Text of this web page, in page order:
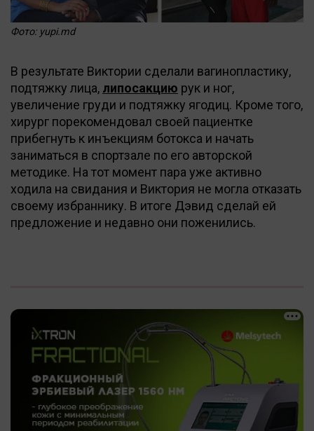
Фото: yupi.md
В результате Виктории сделали вагинопластику,
подтяжку лица, липосакцию рук и ног,
увеличение груди и подтяжку ягодиц. Кроме того,
хирург порекомендовал своей пациентке
прибегнуть к инъекциям ботокса и начать
заниматься в спортзале по его авторской
методике. На тот момент пара уже активно
ходила на свидания и Виктория не могла отказать
своему избраннику. В итоге Дэвид сделай ей
предложение и недавно они поженились.